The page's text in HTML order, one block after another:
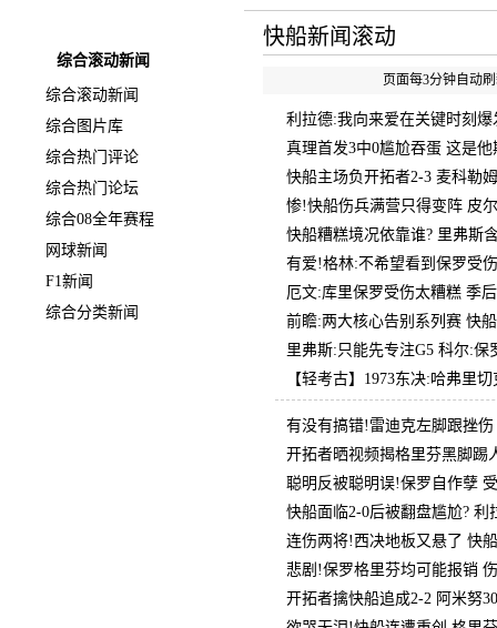
综合滚动新闻
综合滚动新闻
综合图片库
综合热门评论
综合热门论坛
综合08全年赛程
网球新闻
F1新闻
综合分类新闻
快船新闻滚动
页面每3分钟自动
利拉德:我向来爱在关键时刻
真理首发3中0尴尬吞蛋 这是
快船主场负开拓者2-3 麦科勒
惨!快船伤兵满营只得变阵 皮
快船糟糕境况依靠谁? 里弗斯
有爱!格林:不希望看到保罗受
厄文:库里保罗受伤太糟糕 季
前瞻:两大核心告别系列赛 快
里弗斯:只能先专注G5 科尔:保
【轻考古】1973东决:哈弗里
有没有搞错!雷迪克左脚跟挫
开拓者晒视频揭格里芬黑脚踢
聪明反被聪明误!保罗自作孽
快船面临2-0后被翻盘尴尬? 利
连伤两将!西决地板又悬了 快
悲剧!保罗格里芬均可能报销
开拓者擒快船追成2-2 阿米努